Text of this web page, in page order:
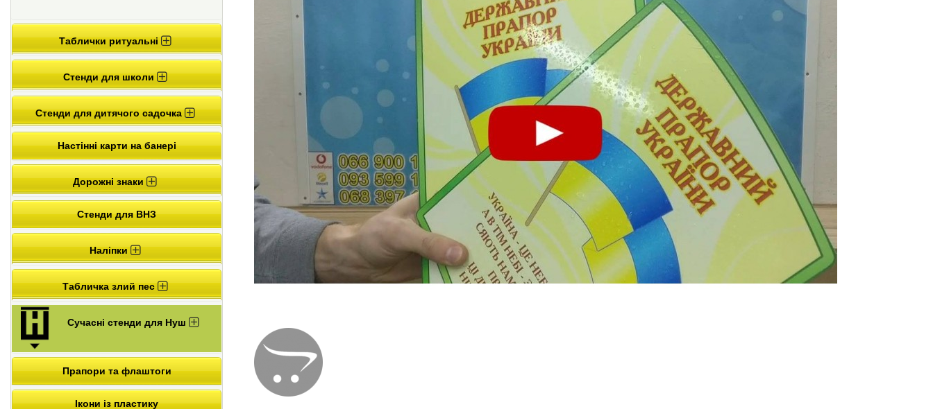
Таблички ритуальні
Стенди для школи
Стенди для дитячого садочка
Настінні карти на банері
Дорожні знаки
Стенди для ВНЗ
Наліпки
Табличка злий пес
Сучасні стенди для Нуш
Прапори та флаштоги
Ікони із пластику